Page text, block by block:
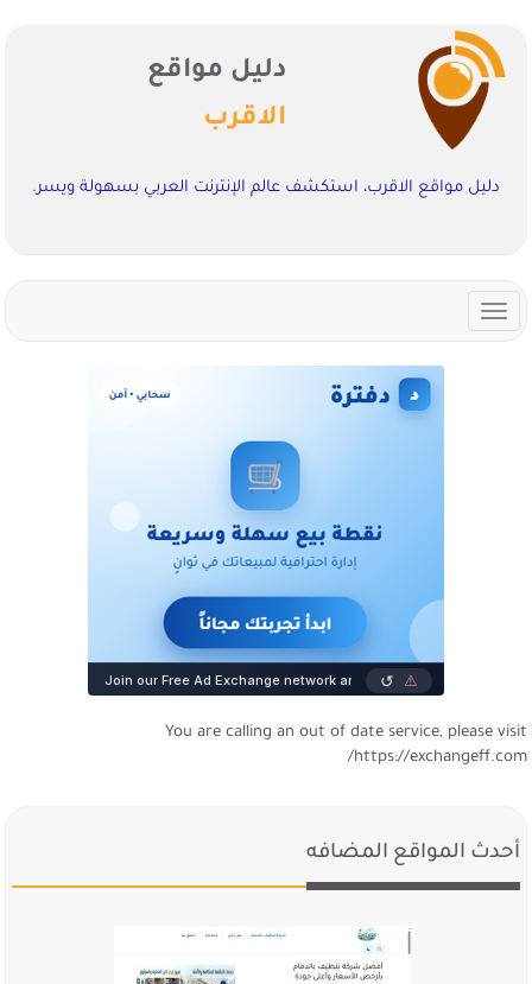
دليل مواقع
الاقرب
دليل مواقع الاقرب، استكشف عالم الإنترنت العربي بسهولة ويسر.
Toggle
navigation
You are calling an out of date service, please visit
https://exchangeff.com/
أحدث المواقع المضافه